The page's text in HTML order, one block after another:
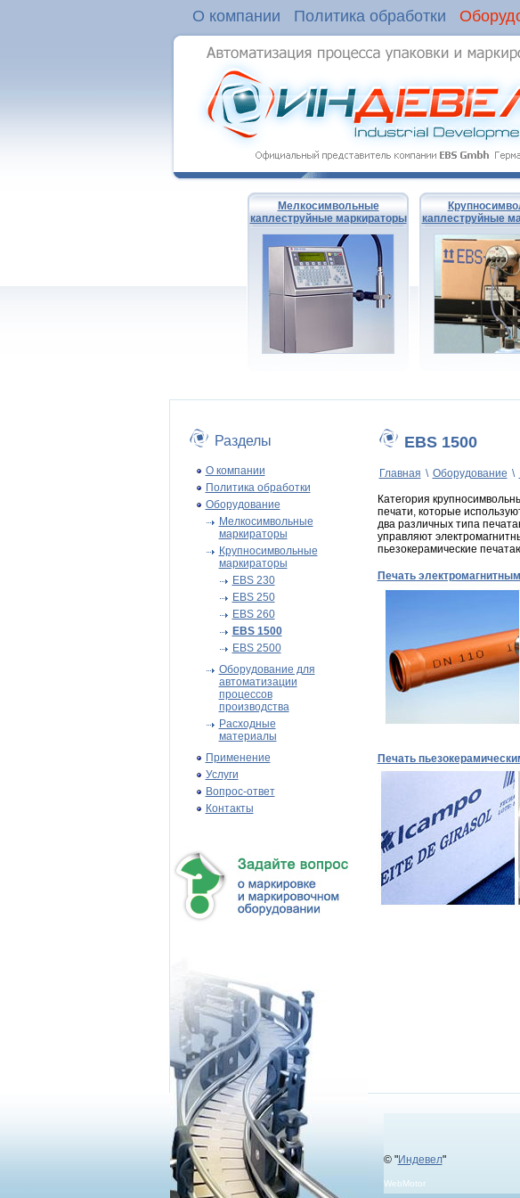
О компании Политика обработки
Мелкосимвольные
каплеструйные маркираторы
каплеструйные
Разделы
О компании
Политика обработки
Оборудование
Мелкосимвольные
маркираторы
Крупносимвольные
маркираторы
EBS 230
EBS 250
EBS 260
EBS 1500
EBS 2500
Оборудование для
автоматизации
процессов
производства
Расходные
материалы
Применение
Услуги
Вопрос-ответ
Контакты
EBS 1500
Главная \ Оборудование \
Категория
печати, которые
два различных типа
управляют
пьезокерамические
Печать
Печать
© "Индевел"
WebMotor